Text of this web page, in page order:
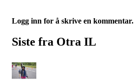
Logg inn for å skrive en kommentar.
Siste fra Otra IL